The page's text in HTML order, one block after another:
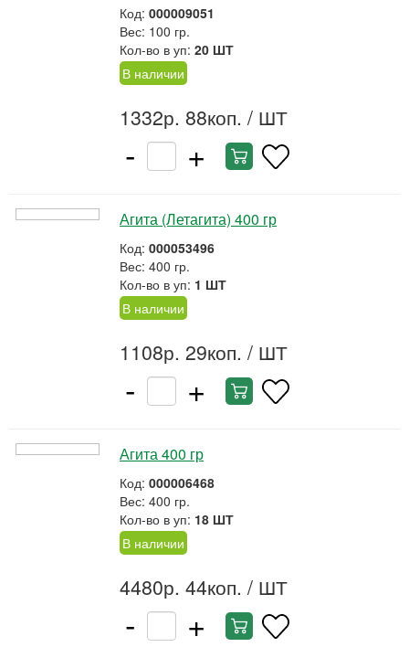
Код: 000009051
Вес: 100 гр.
Кол-во в уп: 20 ШТ
В наличии
1332р. 88коп. / ШТ
- +
Агита (Летагита) 400 гр
Код: 000053496
Вес: 400 гр.
Кол-во в уп: 1 ШТ
В наличии
1108р. 29коп. / ШТ
- +
Агита 400 гр
Код: 000006468
Вес: 400 гр.
Кол-во в уп: 18 ШТ
В наличии
4480р. 44коп. / ШТ
- +